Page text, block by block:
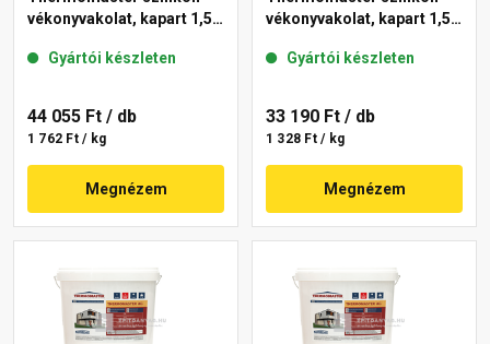
vékonyvakolat, kapart 1,5
Gyártói készleten
44 055 Ft / db
1 762 Ft / kg
Megnézem
vékonyvakolat, kapart 1,5
Gyártói készleten
33 190 Ft / db
1 328 Ft / kg
Megnézem